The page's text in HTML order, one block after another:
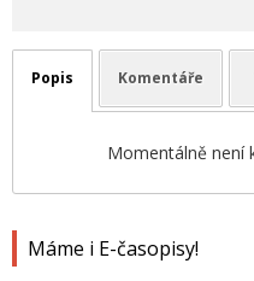
Máme i E-časopisy!
Popis Komentáře
Momentálně není